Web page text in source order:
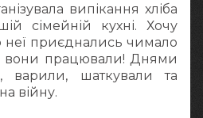
випікання хліба
сімейній кухні. Хочу
неї приєднались чимало
вони працювали! Днями
шаткували та
війну.